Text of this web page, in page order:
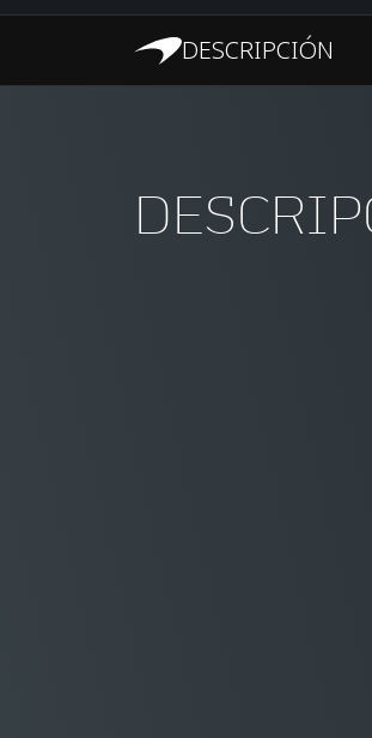
DESCRIPCIÓN